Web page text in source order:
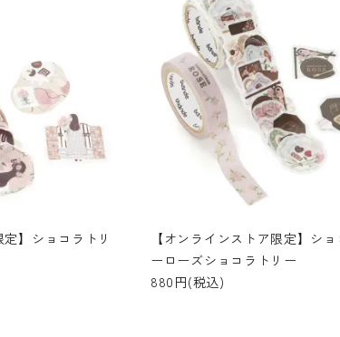
定】ショコラトリ
【オンラインストア限定】ショ
ーローズショコラトリー
880円(税込)